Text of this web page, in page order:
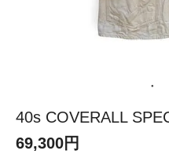
40s COVERALL
69,300円